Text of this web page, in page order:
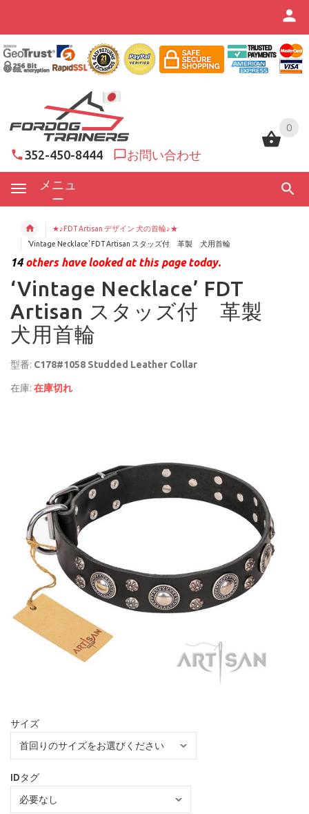
0
352-450-8444 お問い合わせ
メニュ
ー
0
★♪FDT Artisan デザイン 犬の首輪♪★
‘Vintage Necklace’ FDT Artisan スタッズ付 革製 犬用首輪
14others have looked at this page today.
‘Vintage Necklace’ FDT
Artisan スタッズ付 革製
犬用首輪
型番: C178#1058 Studded Leather Collar
在庫: 在庫切れ
サイズ
IDタグ